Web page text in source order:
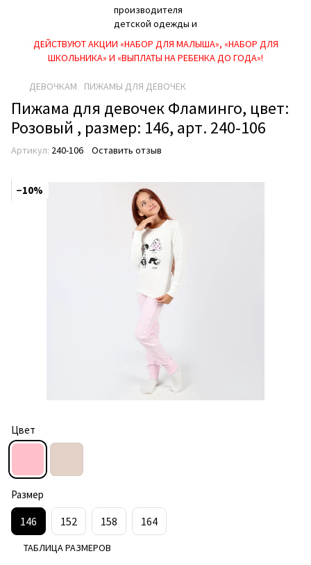
ДЕЙСТВУЮТ АКЦИИ «НАБОР ДЛЯ МАЛЫША», «НАБОР ДЛЯ
ШКОЛЬНИКА» И «ВЫПЛАТЫ НА РЕБEНКА ДО ГОДА»!
ДЕВОЧКАМ ПИЖАМЫ ДЛЯ ДЕВОЧЕК
Пижама для девочек Фламинго, цвет:
Розовый , размер: 146, арт. 240-106
Артикул: 240-106 Оставить отзыв
−10%
Цвет
Размер
146 152 158 164
ТАБЛИЦА РАЗМЕРОВ